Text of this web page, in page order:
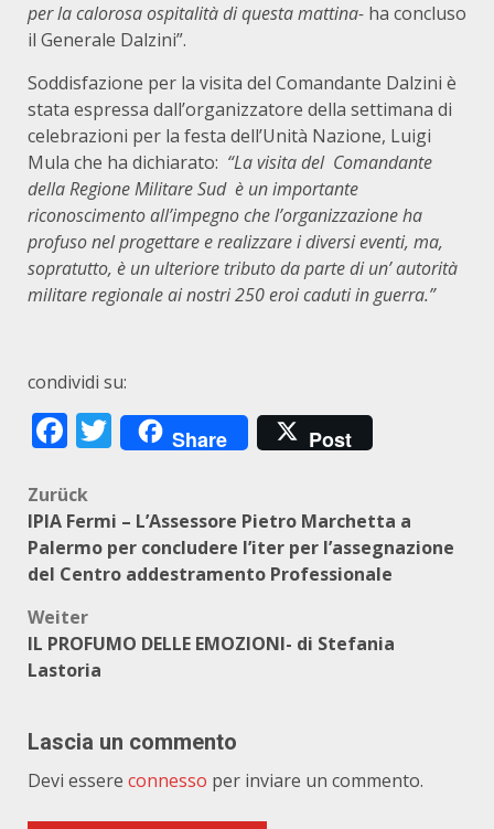
per la calorosa ospitalità di questa mattina- ha concluso
il Generale Dalzini”.
Soddisfazione per la visita del Comandante Dalzini è
stata espressa dall’organizzatore della settimana di
celebrazioni per la festa dell’Unità Nazione, Luigi
Mula che ha dichiarato: “La visita del Comandante
della Regione Militare Sud è un importante
riconoscimento all’impegno che l’organizzazione ha
profuso nel progettare e realizzare i diversi eventi, ma,
sopratutto, è un ulteriore tributo da parte di un’ autorità
militare regionale ai nostri 250 eroi caduti in guerra.”
condividi su:
Facebook
Twitter
Share Post
Beitragsnavigation
Zurück
IPIA Fermi – L’Assessore Pietro Marchetta a
Palermo per concludere l’iter per l’assegnazione
del Centro addestramento Professionale
Weiter
IL PROFUMO DELLE EMOZIONI- di Stefania
Lastoria
Lascia un commento
Devi essere connesso per inviare un commento.